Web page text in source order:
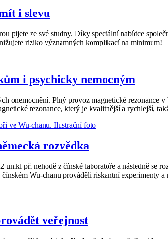
i slevu
pijete ze své studny. Díky speciální nabídce
riziko významných komplikací na minimum!
i psychicky nemocným
onemocnění. Plný provoz magnetické rezonance
rezonance, který je kvalitnější a rychlejší,
rozvědka
při nehodě z čínské laboratoře a následně se
Wu-chanu prováděli riskantní experimenty
veřejnost